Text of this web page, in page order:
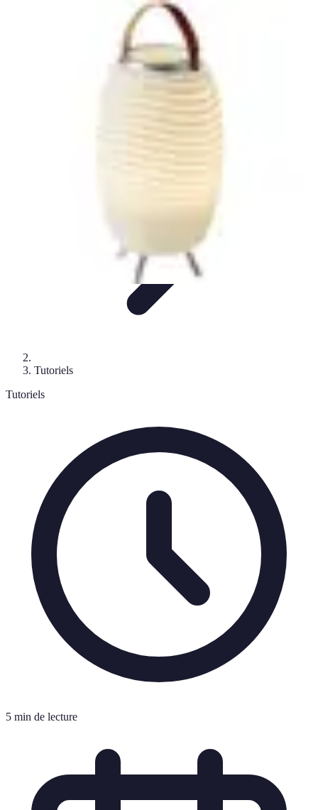
Sécurité technologique Photographie mobile
Informatique portable
Tutoriels
Tutoriels
5 min de lecture